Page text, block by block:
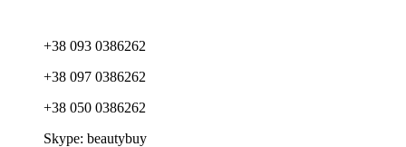
+38 093 0386262
+38 097 0386262
+38 050 0386262
Skype: beautybuy